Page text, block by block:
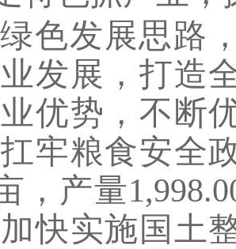
色发展思路
发展，打造
优势，不断
牢粮食安全
，产量
快实施国土